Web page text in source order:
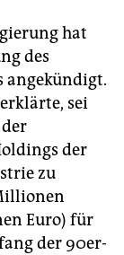
hat
des
angekündigt.
sei
der
zu
Euro) für
der 90er-